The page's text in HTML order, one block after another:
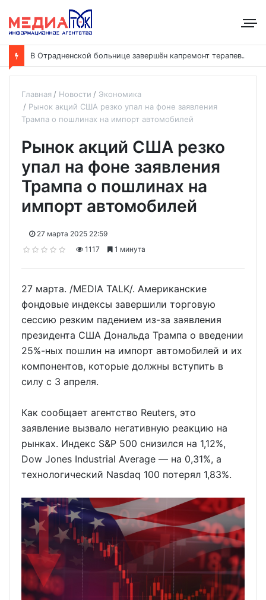
В
Отрадненской больнице завершён капремонт терапевтического корпуса
Главная Новости
Экономика
Рынок акций США резко упал на фоне заявления
Трампа о пошлинах на импорт автомобилей
Рынок акций США резко
упал на фоне заявления
Трампа о пошлинах на
импорт автомобилей
27 марта 2025 22:59
1117
1 минута
27 марта. /MEDIA TALK/. Американские
фондовые индексы завершили торговую
сессию резким падением из-за заявления
президента США Дональда Трампа о введении
25%-ных пошлин на импорт автомобилей и их
компонентов, которые должны вступить в
силу с 3 апреля.
Как сообщает агентство Reuters, это
заявление вызвало негативную реакцию на
рынках. Индекс S&P 500 снизился на 1,12%,
Dow Jones Industrial Average — на 0,31%, а
технологический Nasdaq 100 потерял 1,83%.